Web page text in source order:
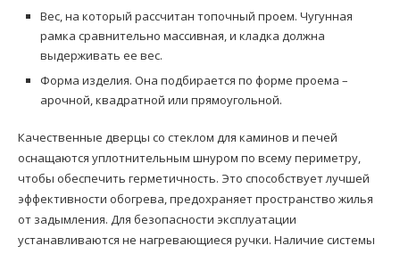
Вес, на который рассчитан топочный проем. Чугунная
рамка сравнительно массивная, и кладка должна
выдерживать ее вес.
Форма изделия. Она подбирается по форме проема –
арочной, квадратной или прямоугольной.
Качественные дверцы со стеклом для каминов и печей
оснащаются уплотнительным шнуром по всему периметру,
чтобы обеспечить герметичность. Это способствует лучшей
эффективности обогрева, предохраняет пространство жилья
от задымления. Для безопасности эксплуатации
устанавливаются не нагревающиеся ручки. Наличие системы